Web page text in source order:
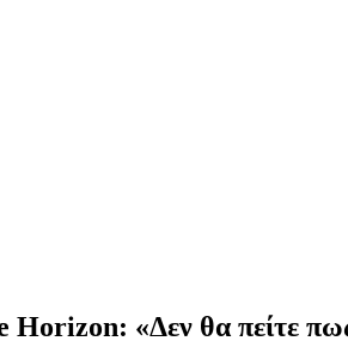
Horizon: «Δεν θα πείτε